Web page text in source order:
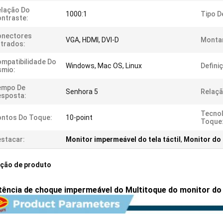
Do
1000:1 Tipo
VGA, HDMI, DVI-D
Do
Windows, Mac OS, Linux
De
Senhora 5
Do Toque: 10-point
Monitor impermeável do tela táctil , Monitor
de produto
de choque impermeável do Multitoque do monitor